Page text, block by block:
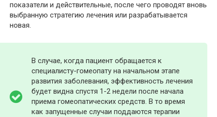
показатели и действительные, после чего проводят вновь
выбранную стратегию лечения или разрабатывается
новая.
В случае, когда пациент обращается к
специалисту-гомеопату на начальном этапе
развития заболевания, эффективность лечения
будет видна спустя 1-2 недели после начала
приема гомеопатических средств. В то время
как запущенные случаи поддаются терапии